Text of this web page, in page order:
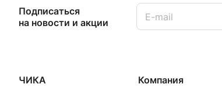
Подписаться
на новости и акции
ЧИКА Компания